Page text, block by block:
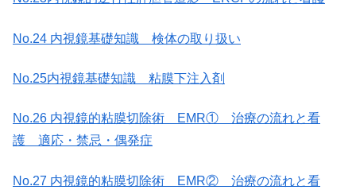
No.24 内視鏡基礎知識 検体の取り扱い
No.25内視鏡基礎知識 粘膜下注入剤
No.26 内視鏡的粘膜切除術 EMR① 治療の流れと看
護 適応・禁忌・偶発症
No.27 内視鏡的粘膜切除術 EMR② 治療の流れと看